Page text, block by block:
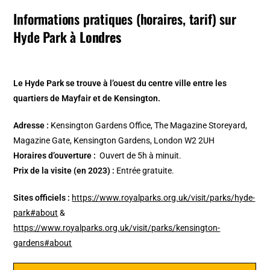
Informations pratiques (horaires, tarif) sur
Hyde Parkà Londres
Le Hyde Park se trouve à l’ouest du centre ville entre les
quartiers de Mayfair et de Kensington.
Adresse : Kensington Gardens Office, The Magazine Storeyard,
Magazine Gate, Kensington Gardens, London W2 2UH
Horaires d’ouverture : Ouvert de 5h à minuit.
Prix de la visite (en 2023) : Entrée gratuite.
Sites officiels : https://www.royalparks.org.uk/visit/parks/hyde-
park#about &
https://www.royalparks.org.uk/visit/parks/kensington-
gardens#about